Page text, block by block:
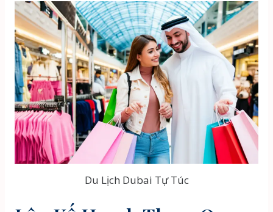
Du Lịch Dubai Tự Túc